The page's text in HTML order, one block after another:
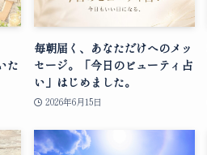
た
毎朝届く、あなただけへのメッ
セージ。「今日のビューティ占
い」はじめました。
2026年6月15日